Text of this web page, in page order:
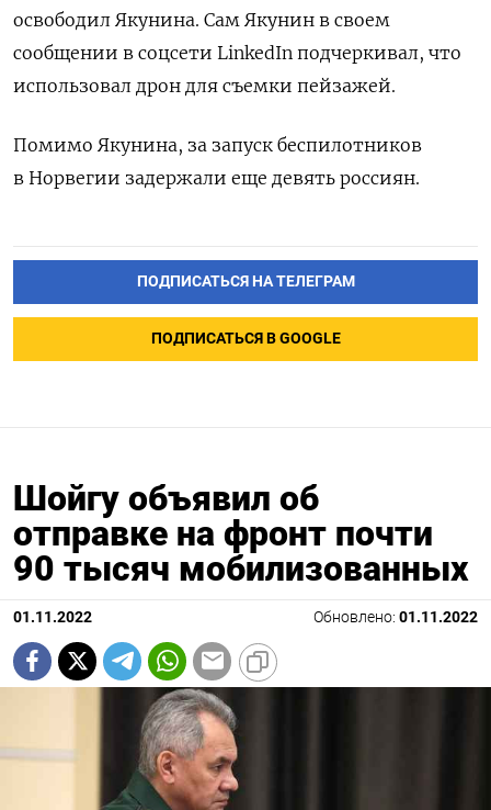
освободил Якунина. Сам Якунин в своем
сообщении в соцсети LinkedIn подчеркивал, что
использовал дрон для съемки пейзажей.
Помимо Якунина, за запуск беспилотников
в Норвегии задержали еще девять россиян.
ПОДПИСАТЬСЯ НА ТЕЛЕГРАМ
ПОДПИСАТЬСЯ В GOOGLE
Шойгу объявил об
отправке на фронт почти
90 тысяч мобилизованных
01.11.2022 Обновлено: 01.11.2022